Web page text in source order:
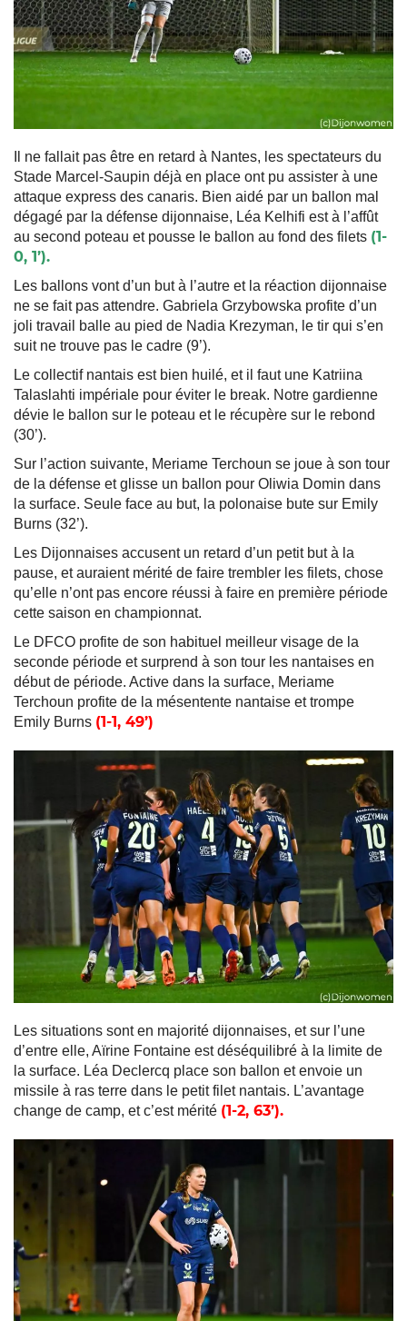
Il ne fallait pas être en retard à Nantes, les spectateurs du
Stade Marcel-Saupin déjà en place ont pu assister à une
attaque express des canaris. Bien aidé par un ballon mal
dégagé par la défense dijonnaise, Léa Kelhifi est à l’affût
au second poteau et pousse le ballon au fond des filets (1-
0, 1’).
Les ballons vont d’un but à l’autre et la réaction dijonnaise
ne se fait pas attendre. Gabriela Grzybowska profite d’un
joli travail balle au pied de Nadia Krezyman, le tir qui s’en
suit ne trouve pas le cadre (9’).
Le collectif nantais est bien huilé, et il faut une Katriina
Talaslahti impériale pour éviter le break. Notre gardienne
dévie le ballon sur le poteau et le récupère sur le rebond
(30’).
Sur l’action suivante, Meriame Terchoun se joue à son tour
de la défense et glisse un ballon pour Oliwia Domin dans
la surface. Seule face au but, la polonaise bute sur Emily
Burns (32’).
Les Dijonnaises accusent un retard d’un petit but à la
pause, et auraient mérité de faire trembler les filets, chose
qu’elle n’ont pas encore réussi à faire en première période
cette saison en championnat.
Le DFCO profite de son habituel meilleur visage de la
seconde période et surprend à son tour les nantaises en
début de période. Active dans la surface, Meriame
Terchoun profite de la mésentente nantaise et trompe
Emily Burns (1-1, 49’)
Les situations sont en majorité dijonnaises, et sur l’une
d’entre elle, Aïrine Fontaine est déséquilibré à la limite de
la surface. Léa Declercq place son ballon et envoie un
missile à ras terre dans le petit filet nantais. L’avantage
change de camp, et c’est mérité (1-2, 63’).